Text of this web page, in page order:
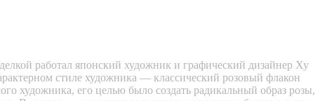
работал японский художник и графический дизайнер Ху
стиле художника — классический розовый флакон
художника, его целью было создать радикальный образ розы,